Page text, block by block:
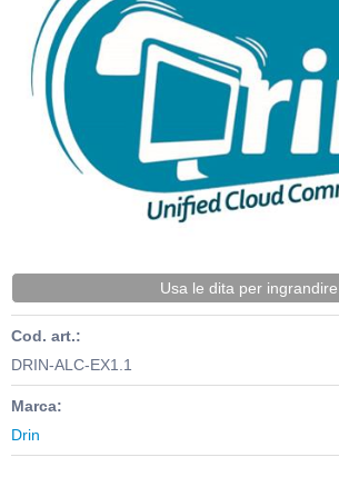
Usa le dita per ingrandire
Cod. art.:
DRIN-ALC-EX1.1
Marca:
Drin